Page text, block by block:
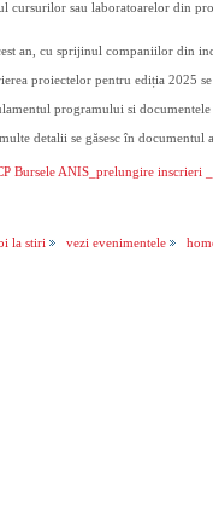
cursurilor sau laboratoarelor din
an, cu sprijinul companiilor din
proiectelor pentru ediția 2025
programului si
detalii se găsesc în documentul
Bursele ANIS_prelungire inscrieri
la stiri vezi evenimentele